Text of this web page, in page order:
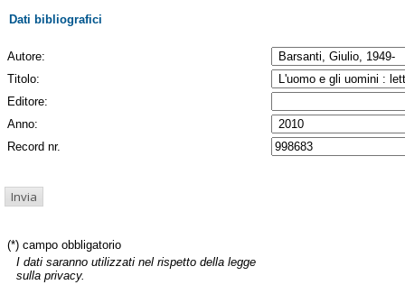
Dati bibliografici
Autore:
Titolo:
Editore:
Anno:
Record nr.
(*) campo obbligatorio
I dati saranno utilizzati nel rispetto della legge
sulla privacy.